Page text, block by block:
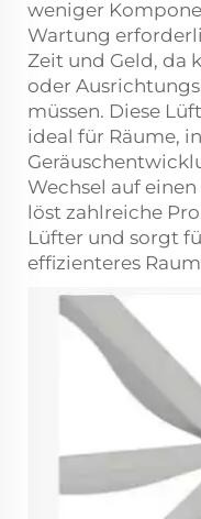
weniger
Wartung
Zeit und Geld, da
oder
müssen. Diese
ideal für Räume,
Wechsel auf
löst zahlreiche
Lüfter und sorgt
effizienteres